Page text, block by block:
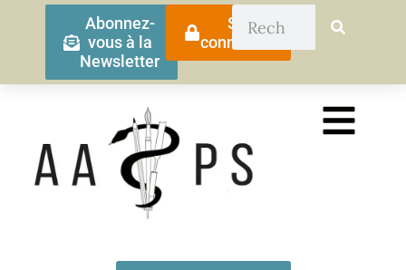
Abonnez-
vous à la
Newsletter
Se
connecter